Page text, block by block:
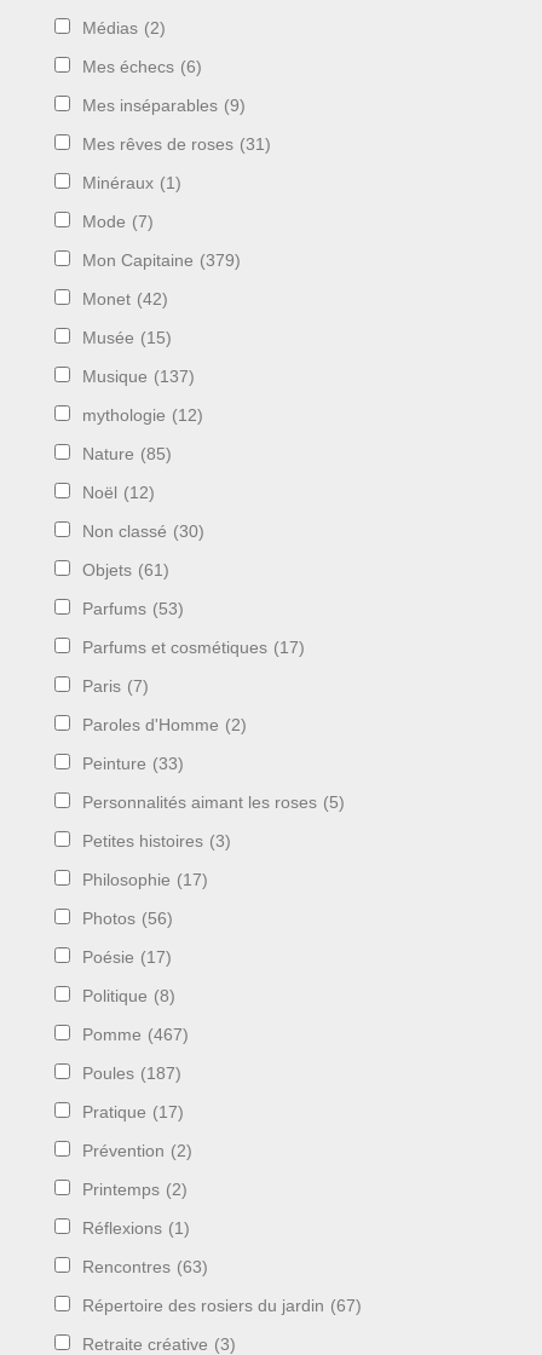
Médias (2)
Mes échecs (6)
Mes inséparables (9)
Mes rêves de roses (31)
Minéraux (1)
Mode (7)
Mon Capitaine (379)
Monet (42)
Musée (15)
Musique (137)
mythologie (12)
Nature (85)
Noël (12)
Non classé (30)
Objets (61)
Parfums (53)
Parfums et cosmétiques (17)
Paris (7)
Paroles d'Homme (2)
Peinture (33)
Personnalités aimant les roses (5)
Petites histoires (3)
Philosophie (17)
Photos (56)
Poésie (17)
Politique (8)
Pomme (467)
Poules (187)
Pratique (17)
Prévention (2)
Printemps (2)
Réflexions (1)
Rencontres (63)
Répertoire des rosiers du jardin (67)
Retraite créative (3)